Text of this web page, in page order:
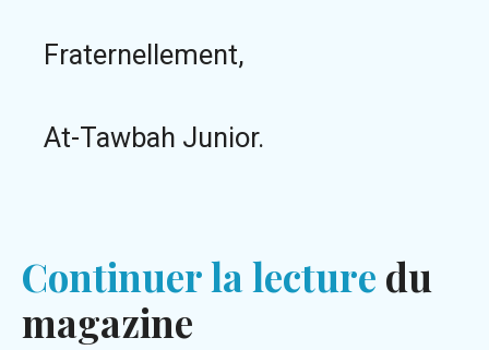
Fraternellement,
At-Tawbah Junior.
Continuer la lecture du
magazine